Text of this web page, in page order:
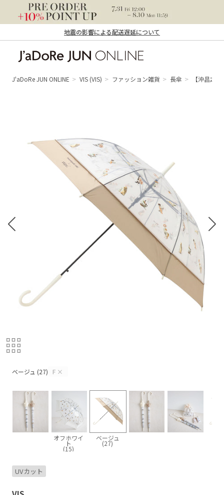
地震の影響による配送遅延について
ン オンライン）
J'aDoRe JUN ONLINE VIS (VIS) ファッション雑貨 長傘 【沖昌之
ベージュ (27) F ×
オフホワイ
ト
(15)
ベージュ
(27)
UVカット